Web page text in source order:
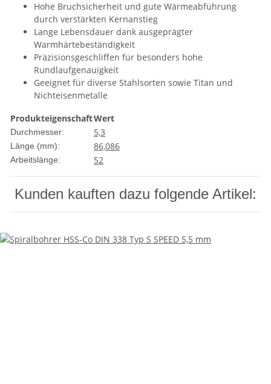
Hohe Bruchsicherheit und gute Wärmeabführung
durch verstärkten Kernanstieg
Lange Lebensdauer dank ausgeprägter
Warmhärtebeständigkeit
Präzisionsgeschliffen für besonders hohe
Rundlaufgenauigkeit
Geeignet für diverse Stahlsorten sowie Titan und
Nichteisenmetalle
ProdukteigenschaftWert
Durchmesser: 5,3
Länge (mm): 86,086
Arbeitslänge: 52
Kunden kauften dazu folgende Artikel: